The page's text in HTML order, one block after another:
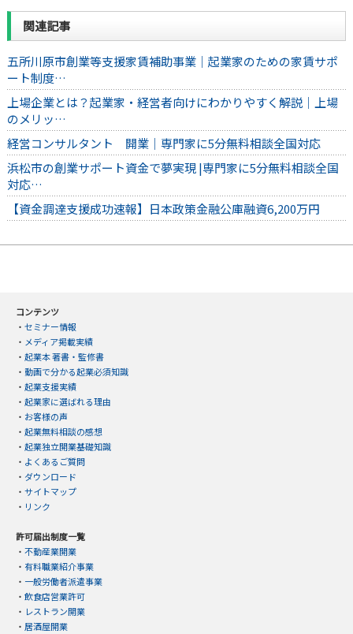
関連記事
五所川原市創業等支援家賃補助事業｜起業家のための家賃サポ
ート制度…
上場企業とは？起業家・経営者向けにわかりやすく解説｜上場
のメリッ…
経営コンサルタント 開業｜専門家に5分無料相談全国対応
浜松市の創業サポート資金で夢実現 |専門家に5分無料相談全国
対応…
【資金調達支援成功速報】日本政策金融公庫融資6,200万円
コンテンツ
・ セミナー情報
・ メディア掲載実績
・ 起業本 著書・監修書
・ 動画で分かる起業必須知識
・ 起業支援実績
・ 起業家に選ばれる理由
・ お客様の声
・ 起業無料相談の感想
・ 起業独立開業基礎知識
・ よくあるご質問
・ ダウンロード
・ サイトマップ
・ リンク
許可届出制度一覧
・ 不動産業開業
・ 有料職業紹介事業
・ 一般労働者派遣事業
・ 飲食店営業許可
・ レストラン開業
・ 居酒屋開業